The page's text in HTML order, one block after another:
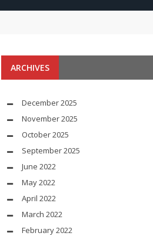
ARCHIVES
December 2025
November 2025
October 2025
September 2025
June 2022
May 2022
April 2022
March 2022
February 2022